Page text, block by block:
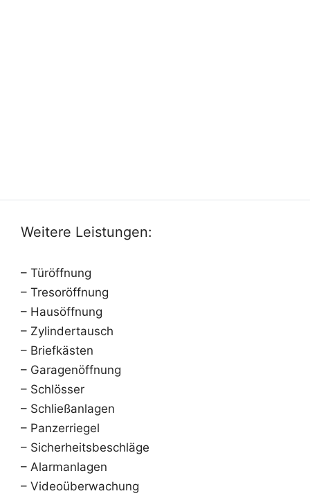
Weitere Leistungen:
– Türöffnung
– Tresoröffnung
– Hausöffnung
– Zylindertausch
– Briefkästen
– Garagenöffnung
– Schlösser
– Schließanlagen
– Panzerriegel
– Sicherheitsbeschläge
– Alarmanlagen
– Videoüberwachung